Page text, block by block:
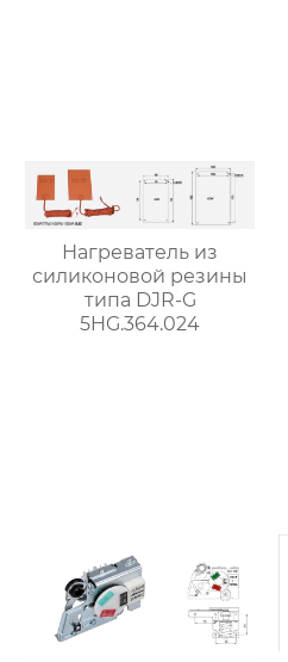
Нагреватель из
силиконовой резины
типа DJR-G
5HG.364.024